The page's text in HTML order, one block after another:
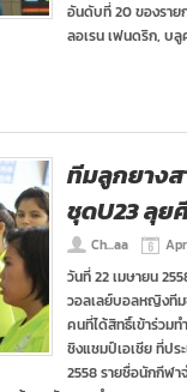
อันดับที่ 20 ของราย
ลอเรน เฟนดริก, บลู
ทีมลูกยางส
ชุดU23 ลุย
Ch...aa
วันที่ 22 เมษายน
วอลเลย์บอลหญิงทีม
คนที่ได้สิทธิ์เข้าร่วม
ชิงแชมป์เอเชีย ที่ป
2558 รายชื่อนักกีฬา